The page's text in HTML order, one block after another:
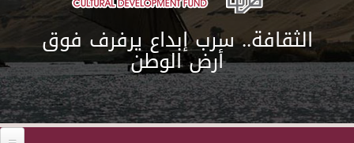
الثقافة.. سرب إبداع يرفرف فوق
أرض الوطن